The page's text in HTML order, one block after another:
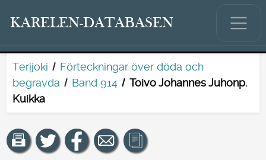
KARELEN-DATABASEN
Terijoki
Förteckningar över döda och
begravda
Band 914
Toivo Johannes Juhonp.
Kuikka